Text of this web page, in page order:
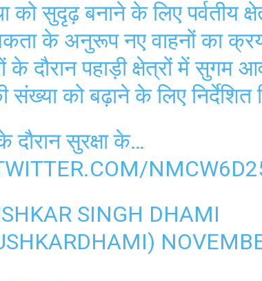
को सुदृढ़ बनाने के लिए पर्वतीय
के अनुरूप नए वाहनों का
के दौरान पहाड़ी क्षेत्रों में सुगम
संख्या को बढ़ाने के लिए निर्देशित
सुरक्षा के…
SINGH DHAMI